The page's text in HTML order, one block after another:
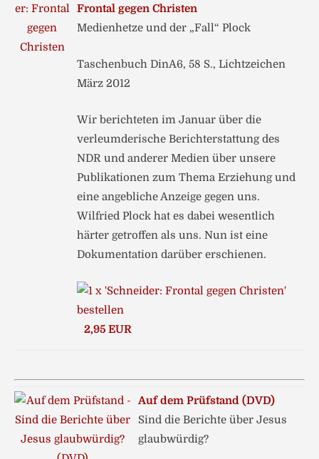
Frontal gegen Christen
Medienhetze und der „Fall“ Plock
Taschenbuch DinA6, 58 S., Lichtzeichen
März 2012
Wir berichteten im Januar über die
verleumderische Berichterstattung des
NDR und anderer Medien über unsere
Publikationen zum Thema Erziehung und
eine angebliche Anzeige gegen uns.
Wilfried Plock hat es dabei wesentlich
härter getroffen als uns. Nun ist eine
Dokumentation darüber erschienen.
2,95 EUR
Auf dem Prüfstand (DVD)
Sind die Berichte über Jesus
glaubwürdig?